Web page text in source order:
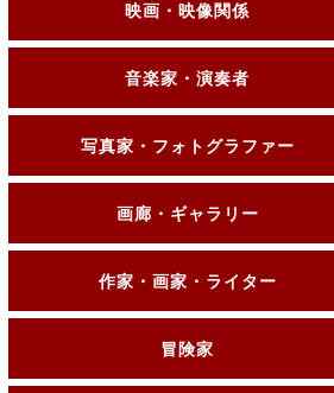
映画・映像関係
音楽家・演奏者
写真家・フォトグラファー
画廊・ギャラリー
作家・画家・ライター
冒険家